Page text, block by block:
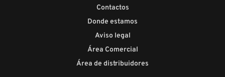
Contactos
Donde estamos
Aviso legal
Área Comercial
Área de distribuidores